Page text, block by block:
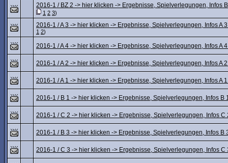
2016-1 / BZ 2 -> hier klicken -> Ergebnisse, Spielverlegungen, Infos
1 2 3)
2016-1 / A 3 -> hier klicken -> Ergebnisse, Spielverlegungen, Infos A 3
1 2)
2016-1 / A 4 -> hier klicken -> Ergebnisse, Spielverlegungen, Infos A 4
2016-1 / A 2 -> hier klicken -> Ergebnisse, Spielverlegungen, Infos A 2
2016-1 / A 1 -> hier klicken -> Ergebnisse, Spielverlegungen, Infos A 1
2016-1 / B 1 -> hier klicken -> Ergebnisse, Spielverlegungen, Infos B
2016-1 / C 2 -> hier klicken -> Ergebnisse, Spielverlegungen, Infos C
2016-1 / B 3 -> hier klicken -> Ergebnisse, Spielverlegungen, Infos B
2016-1 / C 3 -> hier klicken -> Ergebnisse, Spielverlegungen, Infos C